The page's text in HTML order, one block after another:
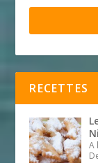
RECETTES
A